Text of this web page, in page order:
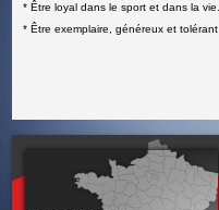
* Être loyal dans le sport et dans la vie.
* Être exemplaire, généreux et tolérant